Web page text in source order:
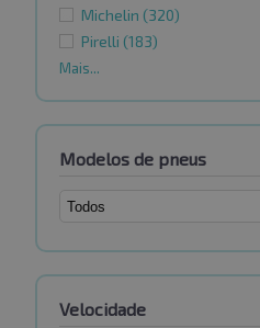
Michelin (320)
Pirelli (183)
Mais...
Modelos de pneus
Velocidade